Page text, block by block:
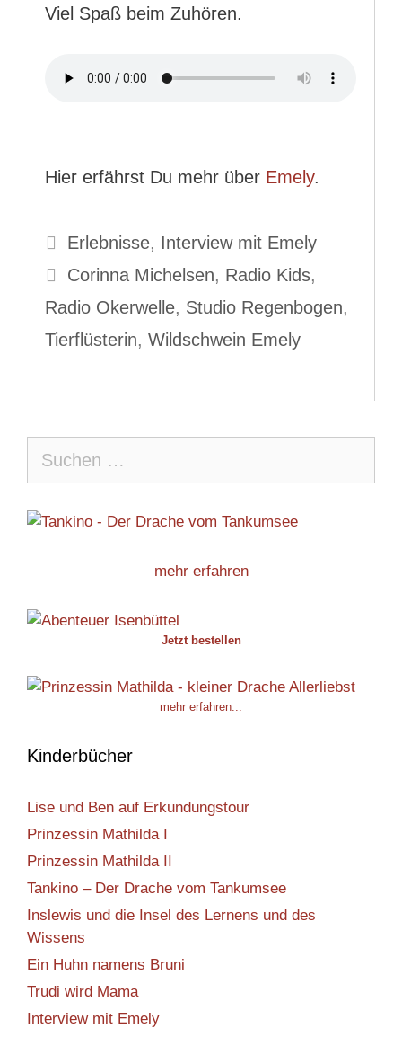
Viel Spaß beim Zuhören.
Hier erfährst Du mehr über Emely.
Kategorien
Erlebnisse, Interview mit Emely
Schlagwörter
Corinna Michelsen, Radio Kids,
Radio Okerwelle, Studio Regenbogen,
Tierflüsterin, Wildschwein Emely
nach:
mehr erfahren
Jetzt bestellen
mehr erfahren...
Kinderbücher
Lise und Ben auf Erkundungstour
Prinzessin Mathilda I
Prinzessin Mathilda II
Tankino – Der Drache vom Tankumsee
Inslewis und die Insel des Lernens und des
Wissens
Ein Huhn namens Bruni
Trudi wird Mama
Interview mit Emely